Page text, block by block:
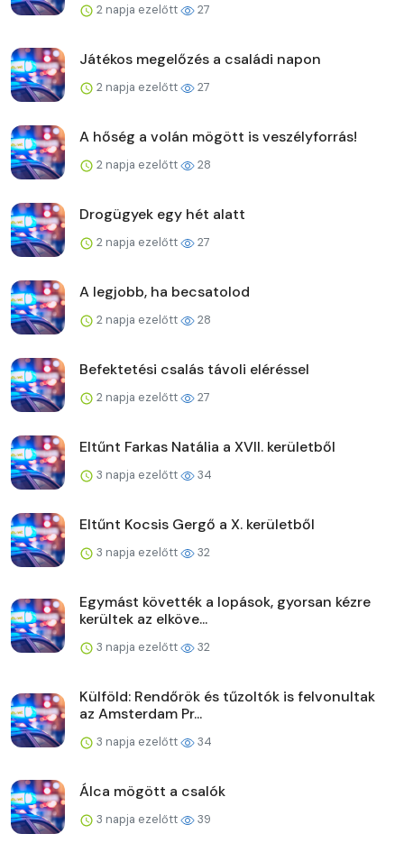
2 napja ezelőtt 27
Játékos megelőzés a családi napon
2 napja ezelőtt 27
A hőség a volán mögött is veszélyforrás!
2 napja ezelőtt 28
Drogügyek egy hét alatt
2 napja ezelőtt 27
A legjobb, ha becsatolod
2 napja ezelőtt 28
Befektetési csalás távoli eléréssel
2 napja ezelőtt 27
Eltűnt Farkas Natália a XVII. kerületből
3 napja ezelőtt 34
Eltűnt Kocsis Gergő a X. kerületből
3 napja ezelőtt 32
Egymást követték a lopások, gyorsan kézre
kerültek az elköve...
3 napja ezelőtt 32
Külföld: Rendőrök és tűzoltók is felvonultak
az Amsterdam Pr...
3 napja ezelőtt 34
Álca mögött a csalók
3 napja ezelőtt 39